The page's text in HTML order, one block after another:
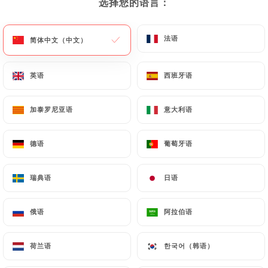
简体中文（中文） 法语
英语 西班牙语
加泰罗尼亚语 意大利语
德语 葡萄牙语
瑞典语 日语
俄语 阿拉伯语
荷兰语 한국어（韩语）
主页/联系人
La Trattoria de Saint-
简体中文（中文） 法语
英语 西班牙语
加泰罗尼亚语 意大利语
德语 葡萄牙语
瑞典语 日语
俄语 阿拉伯语
荷兰语 한국어（韩语）